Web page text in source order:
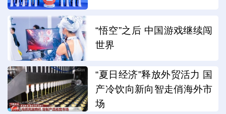
“悟空”之后 中国游戏继续闯
世界
“夏日经济”释放外贸活力 国
产冷饮向新向智走俏海外市
场